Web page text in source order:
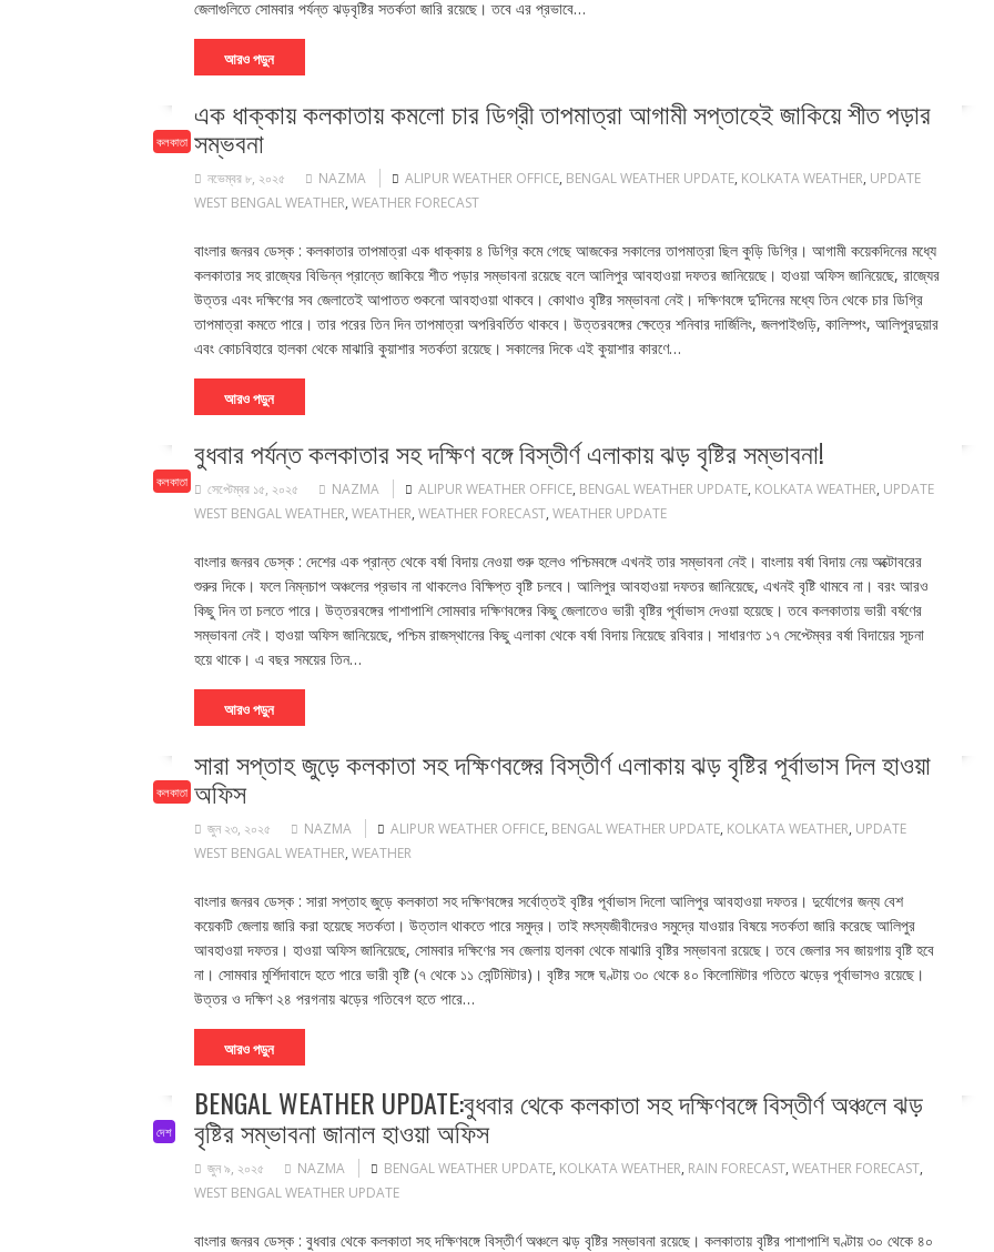
জেলাগুলিতে সোমবার পর্যন্ত ঝড়বৃষ্টির সতর্কতা জারি রয়েছে। তবে এর প্রভাবে…
আরও পড়ুন
কলকাতা
এক ধাক্কায় কলকাতায় কমলো চার ডিগ্রী তাপমাত্রা আগামী সপ্তাহেই জাকিয়ে শীত পড়ার
সম্ভবনা
নভেম্বর ৮, ২০২৫ NAZMA ALIPUR WEATHER OFFICE, BENGAL WEATHER UPDATE, KOLKATA WEATHER, UPDATE
WEST BENGAL WEATHER, WEATHER FORECAST
বাংলার জনরব ডেস্ক : কলকাতার তাপমাত্রা এক ধাক্কায় ৪ ডিগ্রি কমে গেছে আজকের সকালের তাপমাত্রা ছিল কুড়ি ডিগ্রি। আগামী কয়েকদিনের মধ্যে
কলকাতার সহ রাজ্যের বিভিন্ন প্রান্তে জাকিয়ে শীত পড়ার সম্ভাবনা রয়েছে বলে আলিপুর আবহাওয়া দফতর জানিয়েছে। হাওয়া অফিস জানিয়েছে, রাজ্যের
উত্তর এবং দক্ষিণের সব জেলাতেই আপাতত শুকনো আবহাওয়া থাকবে। কোথাও বৃষ্টির সম্ভাবনা নেই। দক্ষিণবঙ্গে দু’দিনের মধ্যে তিন থেকে চার ডিগ্রি
তাপমাত্রা কমতে পারে। তার পরের তিন দিন তাপমাত্রা অপরিবর্তিত থাকবে। উত্তরবঙ্গের ক্ষেত্রে শনিবার দার্জিলিং, জলপাইগুড়ি, কালিম্পং, আলিপুরদুয়ার
এবং কোচবিহারে হালকা থেকে মাঝারি কুয়াশার সতর্কতা রয়েছে। সকালের দিকে এই কুয়াশার কারণে…
আরও পড়ুন
কলকাতা
বুধবার পর্যন্ত কলকাতার সহ দক্ষিণ বঙ্গে বিস্তীর্ণ এলাকায় ঝড় বৃষ্টির সম্ভাবনা!
সেপ্টেম্বর ১৫, ২০২৫ NAZMA ALIPUR WEATHER OFFICE, BENGAL WEATHER UPDATE, KOLKATA WEATHER, UPDATE
WEST BENGAL WEATHER, WEATHER, WEATHER FORECAST, WEATHER UPDATE
বাংলার জনরব ডেস্ক : দেশের এক প্রান্ত থেকে বর্ষা বিদায় নেওয়া শুরু হলেও পশ্চিমবঙ্গে এখনই তার সম্ভাবনা নেই। বাংলায় বর্ষা বিদায় নেয় অক্টোবরের
শুরুর দিকে। ফলে নিম্নচাপ অঞ্চলের প্রভাব না থাকলেও বিক্ষিপ্ত বৃষ্টি চলবে। আলিপুর আবহাওয়া দফতর জানিয়েছে, এখনই বৃষ্টি থামবে না। বরং আরও
কিছু দিন তা চলতে পারে। উত্তরবঙ্গের পাশাপাশি সোমবার দক্ষিণবঙ্গের কিছু জেলাতেও ভারী বৃষ্টির পূর্বাভাস দেওয়া হয়েছে। তবে কলকাতায় ভারী বর্ষণের
সম্ভাবনা নেই। হাওয়া অফিস জানিয়েছে, পশ্চিম রাজস্থানের কিছু এলাকা থেকে বর্ষা বিদায় নিয়েছে রবিবার। সাধারণত ১৭ সেপ্টেম্বর বর্ষা বিদায়ের সূচনা
হয়ে থাকে। এ বছর সময়ের তিন…
আরও পড়ুন
কলকাতা
সারা সপ্তাহ জুড়ে কলকাতা সহ দক্ষিণবঙ্গের বিস্তীর্ণ এলাকায় ঝড় বৃষ্টির পূর্বাভাস দিল হাওয়া
অফিস
জুন ২৩, ২০২৫ NAZMA ALIPUR WEATHER OFFICE, BENGAL WEATHER UPDATE, KOLKATA WEATHER, UPDATE
WEST BENGAL WEATHER, WEATHER
বাংলার জনরব ডেস্ক : সারা সপ্তাহ জুড়ে কলকাতা সহ দক্ষিণবঙ্গের সর্বোত্তই বৃষ্টির পূর্বাভাস দিলো আলিপুর আবহাওয়া দফতর। দুর্যোগের জন্য বেশ
কয়েকটি জেলায় জারি করা হয়েছে সতর্কতা। উত্তাল থাকতে পারে সমুদ্র। তাই মৎস্যজীবীদেরও সমুদ্রে যাওয়ার বিষয়ে সতর্কতা জারি করেছে আলিপুর
আবহাওয়া দফতর। হাওয়া অফিস জানিয়েছে, সোমবার দক্ষিণের সব জেলায় হালকা থেকে মাঝারি বৃষ্টির সম্ভাবনা রয়েছে। তবে জেলার সব জায়গায় বৃষ্টি হবে
না। সোমবার মুর্শিদাবাদে হতে পারে ভারী বৃষ্টি (৭ থেকে ১১ সেন্টিমিটার)। বৃষ্টির সঙ্গে ঘণ্টায় ৩০ থেকে ৪০ কিলোমিটার গতিতে ঝড়ের পূর্বাভাসও রয়েছে।
উত্তর ও দক্ষিণ ২৪ পরগনায় ঝড়ের গতিবেগ হতে পারে…
আরও পড়ুন
দেশ
BENGAL WEATHER UPDATE:বুধবার থেকে কলকাতা সহ দক্ষিণবঙ্গে বিস্তীর্ণ অঞ্চলে ঝড়
বৃষ্টির সম্ভাবনা জানাল হাওয়া অফিস
জুন ৯, ২০২৫ NAZMA BENGAL WEATHER UPDATE, KOLKATA WEATHER, RAIN FORECAST, WEATHER FORECAST,
WEST BENGAL WEATHER UPDATE
বাংলার জনরব ডেস্ক : বুধবার থেকে কলকাতা সহ দক্ষিণবঙ্গে বিস্তীর্ণ অঞ্চলে ঝড় বৃষ্টির সম্ভাবনা রয়েছে। কলকাতায় বৃষ্টির পাশাপাশি ঘণ্টায় ৩০ থেকে ৪০